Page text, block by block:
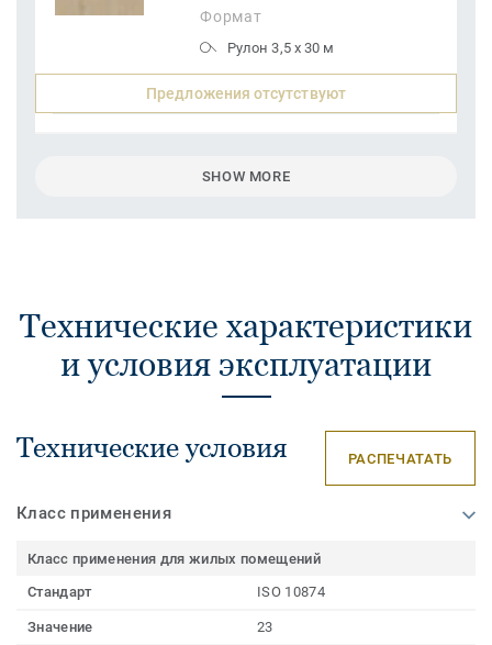
Формат
Рулон 3,5 x 30 м
Предложения отсутствуют
SHOW MORE
Технические характеристики
и условия эксплуатации
Технические условия РАСПЕЧАТАТЬ
Класс применения
Класс применения для жилых помещений
Стандарт
ISO 10874
Значение 23